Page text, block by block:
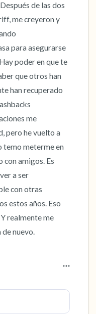
de las dos
me creyeron y
para asegurarse
poder en que te
que otros han
han recuperado
me
pero he vuelto a
temo meterme en
amigos. Es
a ser
con otras
estos años. Eso
realmente me
de nuevo.